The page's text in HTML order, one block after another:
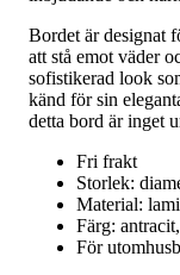
Bordet är designat
att stå emot väder
sofistikerad look
känd för sin
detta bord är inget
Fri frakt
Storlek:
Material:
Färg:
För